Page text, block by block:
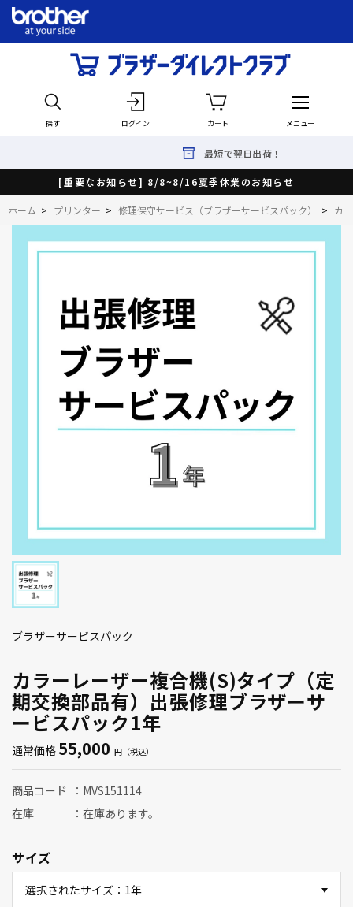
探す ログイン カート メニュー
最短で翌日出荷！
[重要なお知らせ] 8/8~8/16夏季休業のお知らせ
ホーム > プリンター > 修理保守サービス（ブラザーサービスパック） > カ
カラーレーザー複合機(S)タイプ（定
期交換部品有）出張修理ブラザーサ
ービスパック1年
ブラザーサービスパック
通常価格55,000
商品コード
MVS151114
在庫
在庫あります。
サイズ
選択されたサイズ：1年